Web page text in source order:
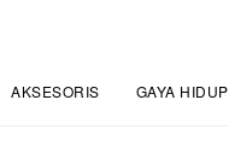
AKSESORIS GAYA HIDUP